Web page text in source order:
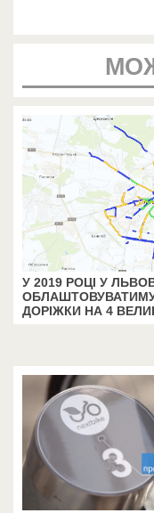
У 2019 РОЦІ У
ДОРІЖКИ НА 4